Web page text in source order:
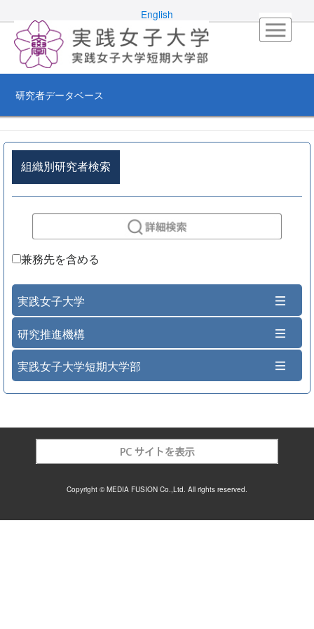
English
研究者データベース
組織別研究者検索
兼務先を含める
実践女子大学
研究推進機構
実践女子大学短期大学部
Copyright © MEDIA FUSION Co.,Ltd. All rights reserved.